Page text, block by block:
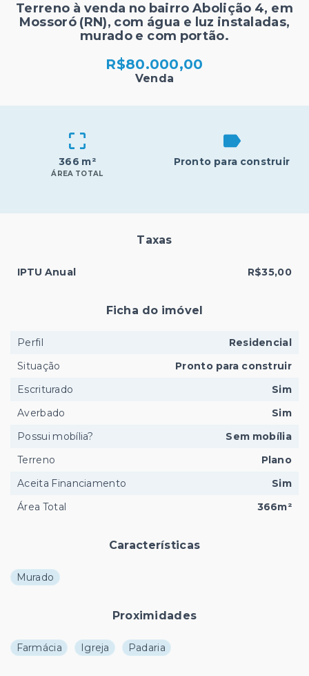
Terreno à venda no bairro Abolição 4, em
Mossoró (RN), com água e luz instaladas,
murado e com portão.
R$80.000,00
Venda
366 m²
ÁREA TOTAL
Pronto para construir
Características
Murado
Proximidades
Farmácia Igreja Padaria
Taxas
IPTU Anual R$35,00
Ficha do imóvel
Perfil
Residencial
Situação
Pronto para construir
Escriturado
Sim
Averbado
Sim
Possui mobília?
Sem mobília
Terreno
Plano
Aceita Financiamento
Sim
Área Total
366m²